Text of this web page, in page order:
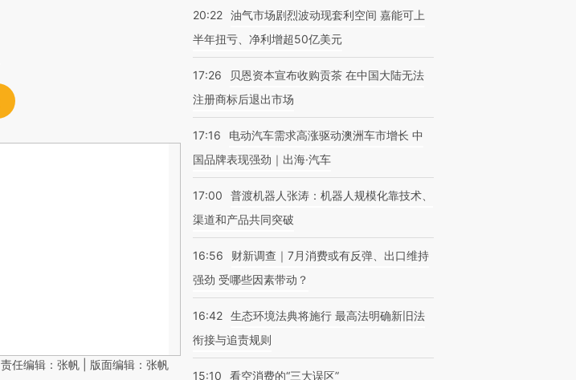
责任编辑：张帆 | 版面编辑：张帆
20:22 油气市场剧烈波动现套利空间 嘉能可上
半年扭亏、净利增超50亿美元
17:26
贝恩资本宣布收购贡茶 在中国大陆无法
注册商标后退出市场
17:16
电动汽车需求高涨驱动澳洲车市增长 中
国品牌表现强劲｜出海·汽车
17:00
普渡机器人张涛：机器人规模化靠技术、
渠道和产品共同突破
16:56
财新调查｜7月消费或有反弹、出口维持
强劲 受哪些因素带动？
16:42 生态环境法典将施行 最高法明确新旧法
衔接与追责规则
15:10 看空消费的“三大误区”